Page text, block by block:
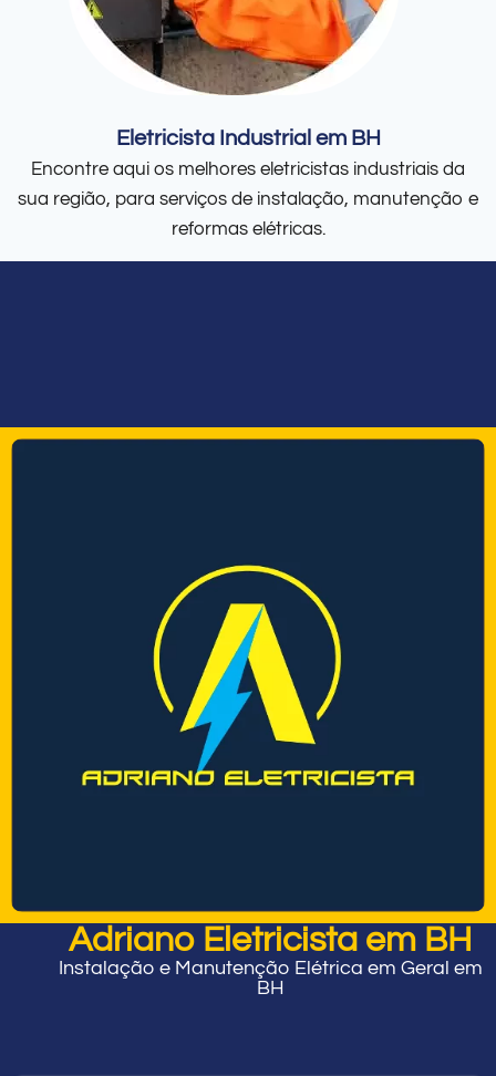
Eletricista Industrial em BH
Encontre aqui os melhores eletricistas industriais da
sua região, para serviços de instalação, manutenção e
reformas elétricas.
Adriano Eletricista em BH
Instalação e Manutenção Elétrica em Geral em
BH